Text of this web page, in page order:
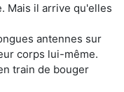
Mais il arrive qu'elles
antennes sur
corps lui-même.
train de bouger